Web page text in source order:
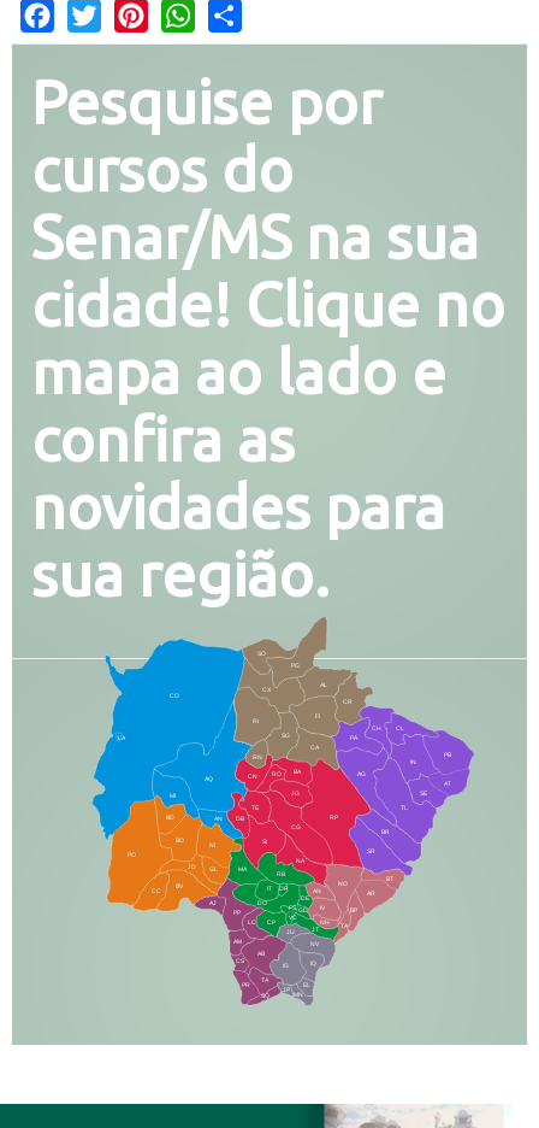
Facebook
Twitter PinterestWhatsApp
Pesquise por
cursos do
Senar/MS na sua
cidade! Clique no
mapa ao lado e
confira as
novidades para
sua região.
CO
AQ
MI
AN
CX
RI
AL
CR
FI
SG
BA
CA
PA
CH CL
PB
SE
TL
AG
BR
SR
BT
AR
RP
RO
JG
CG
SI
NA
TA
NH
JT
RB
MA
IT
DR
DO
CP
JU
NV
IQ
EL
BD
BO
NI
JD
PO
BV
CC
PP
AJ
LC
AM
AB
JP
DB
TE
CS
PR
TA
SQ
IG
MN
IN
NO
BP
RN
CN
GL
AN
IV
FS
VC
GD
DE
AT
PG
SO
LA